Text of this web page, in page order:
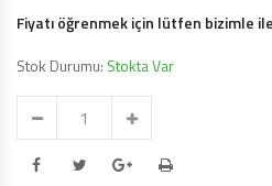
Fiyatı öğrenmek için lütfen bizimle
Stok Durumu: Stokta Var